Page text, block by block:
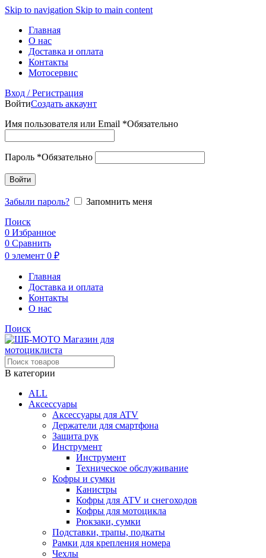
Skip to navigation Skip to main content
Главная
О нас
Доставка и оплата
Контакты
Мотосервис
Вход / Регистрация
ВойтиСоздать аккаунт
Имя пользователя или Email *Обязательно
Пароль *Обязательно
Войти
Забыли пароль?
Запомнить меня
Поиск
0 Избранное
0 Сравнить
0 элемент 0 ₽
Главная
Доставка и оплата
Контакты
О нас
Поиск
В категории
ALL
Аксессуары
Аксессуары для ATV
Держатели для смартфона
Защита рук
Инструмент
Инструмент
Техническое обслуживание
Кофры и сумки
Канистры
Кофры для ATV и снегоходов
Кофры для мотоцикла
Рюкзаки, сумки
Подставки, трапы, подкаты
Рамки для крепления номера
Чехлы